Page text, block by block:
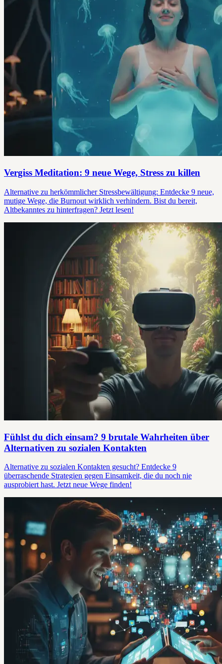
Vergiss Meditation: 9 neue Wege, Stress zu killen
Alternative zu herkömmlicher Stressbewältigung: Entdecke 9 neue,
mutige Wege, die Burnout wirklich verhindern. Bist du bereit,
Altbekanntes zu hinterfragen? Jetzt lesen!
Fühlst du dich einsam? 9 brutale Wahrheiten über
Alternativen zu sozialen Kontakten
Alternative zu sozialen Kontakten gesucht? Entdecke 9
überraschende Strategien gegen Einsamkeit, die du noch nie
ausprobiert hast. Jetzt neue Wege finden!